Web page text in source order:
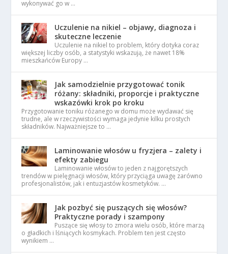
wykonywać go w …
Uczulenie na nikiel – objawy, diagnoza i
skuteczne leczenie
Uczulenie na nikiel to problem, który dotyka coraz
większej liczby osób, a statystyki wskazują, że nawet 18%
mieszkańców Europy …
Jak samodzielnie przygotować tonik
różany: składniki, proporcje i praktyczne
wskazówki krok po kroku
Przygotowanie toniku różanego w domu może wydawać się
trudne, ale w rzeczywistości wymaga jedynie kilku prostych
składników. Najważniejsze to …
Laminowanie włosów u fryzjera – zalety i
efekty zabiegu
Laminowanie włosów to jeden z najgorętszych
trendów w pielęgnacji włosów, który przyciąga uwagę zarówno
profesjonalistów, jak i entuzjastów kosmetyków. …
Jak pozbyć się puszących się włosów?
Praktyczne porady i szampony
Puszące się włosy to zmora wielu osób, które marzą
o gładkich i lśniących kosmykach. Problem ten jest często
wynikiem …